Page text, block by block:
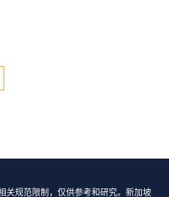
关规范限制，仅供参考和研究。新加坡